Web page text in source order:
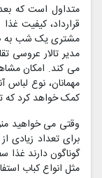
متداول است که
قرارداد، کیفیت
مشتری یک شب به
مدیر تالار
می کند. امکان
مهمانان، نوع لباس
کمک خواهد کرد که
وقتی می خواهید
برای تعداد
گوناگون دارند
مثل انواع کباب